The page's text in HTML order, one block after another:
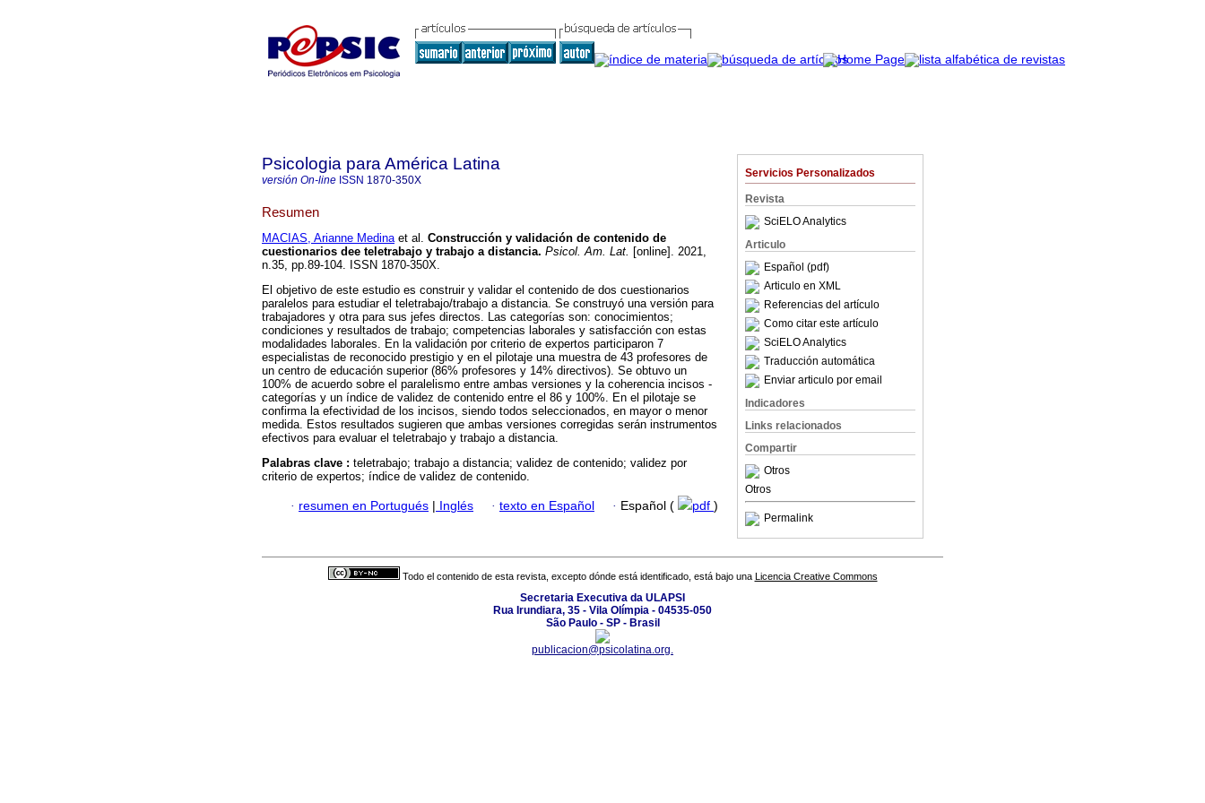
Servicios Personalizados
Revista
SciELO Analytics
Articulo
Español (pdf)
Articulo en XML
Referencias del artículo
Como citar este artículo
SciELO Analytics
Traducción automática
Enviar articulo por email
Indicadores
Links relacionados
Compartir
Otros
Otros
Permalink
Psicologia para América Latina
versión On-line ISSN 1870-350X
Resumen
MACIAS, Arianne Medinaet al. Construcción y validación de contenido de
cuestionarios dee teletrabajo y trabajo a distancia. Psicol. Am. Lat. [online]. 2021,
n.35, pp.89-104. ISSN 1870-350X.
El objetivo de este estudio es construir y validar el contenido de dos cuestionarios
paralelos para estudiar el teletrabajo/trabajo a distancia. Se construyó una versión para
trabajadores y otra para sus jefes directos. Las categorías son: conocimientos;
condiciones y resultados de trabajo; competencias laborales y satisfacción con estas
modalidades laborales. En la validación por criterio de expertos participaron 7
especialistas de reconocido prestigio y en el pilotaje una muestra de 43 profesores de
un centro de educación superior (86% profesores y 14% directivos). Se obtuvo un
100% de acuerdo sobre el paralelismo entre ambas versiones y la coherencia incisos -
categorías y un índice de validez de contenido entre el 86 y 100%. En el pilotaje se
confirma la efectividad de los incisos, siendo todos seleccionados, en mayor o menor
medida. Estos resultados sugieren que ambas versiones corregidas serán instrumentos
efectivos para evaluar el teletrabajo y trabajo a distancia.
Palabras clave : teletrabajo; trabajo a distancia; validez de contenido; validez por
criterio de expertos; índice de validez de contenido.
· resumen en Portugués | Inglés · texto en Español · Español ( pdf )
Todo el contenido de esta revista, excepto dónde está identificado, está bajo una Licencia Creative Commons
Secretaria Executiva da ULAPSI
Rua Irundiara, 35 - Vila Olímpia - 04535-050
São Paulo - SP - Brasil
publicacion@psicolatina.org.